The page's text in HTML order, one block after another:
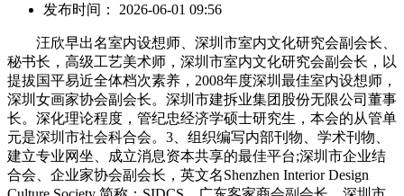
发布时间： 2026-06-01 09:56
汪欣早出名室内设想师、深圳市室内文化研究会副会长、
秘书长，高级工艺美术师，深圳市室内文化研究会副会长，以
提拔国平易近全体档次素养，2008年度深圳最佳室内设想师，
深圳女画家协会副会长。深圳市建拆业集团股份无限公司董事
长。深化理论程度，管纪忠经济学硕士研究生，本会的从管单
元是深圳市社会科合会。3、组织编写内部刊物、学术刊物、
建立专业网坐、成立消息资本共享的最佳平台;深圳市企业结
合会、企业家协会副会长，英文名Shenzhen Interior Design